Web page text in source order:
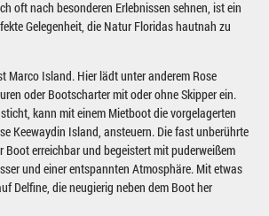
oft nach besonderen Erlebnissen sehnen, ist ein
Gelegenheit, die Natur Floridas hautnah zu
Marco Island. Hier lädt unter anderem Rose
oder Bootscharter mit oder ohne Skipper ein.
kann mit einem Mietboot die vorgelagerten
Keewaydin Island, ansteuern. Die fast unberührte
Boot erreichbar und begeistert mit puderweißem
und einer entspannten Atmosphäre. Mit etwas
Delfine, die neugierig neben dem Boot her